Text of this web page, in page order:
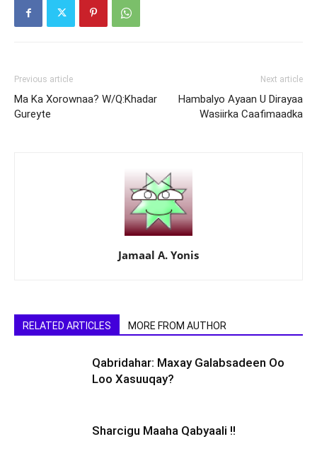
Previous article
Ma Ka Xorownaa? W/Q:Khadar
Gureyte
Next article
Hambalyo Ayaan U Dirayaa
Wasiirka Caafimaadka
Jamaal A. Yonis
RELATED ARTICLES MORE FROM AUTHOR
Qabridahar: Maxay Galabsadeen Oo
Loo Xasuuqay?
Sharcigu Maaha Qabyaali !!